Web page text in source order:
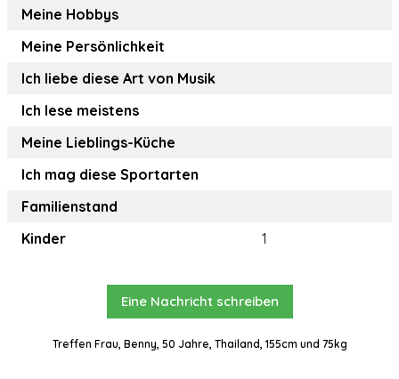
Meine Hobbys
Meine Persönlichkeit
Ich liebe diese Art von Musik
Ich lese meistens
Meine Lieblings-Küche
Ich mag diese Sportarten
Familienstand
Kinder
1
Eine Nachricht schreiben
Treffen Frau, Benny, 50 Jahre, Thailand, 155cm und 75kg